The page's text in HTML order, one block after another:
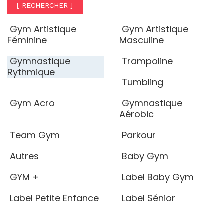
[ RECHERCHER ]
Gym Artistique
Féminine
Gym Artistique
Masculine
Gymnastique
Rythmique
Trampoline
Tumbling
Gym Acro
Gymnastique
Aérobic
Team Gym
Parkour
Autres
Baby Gym
GYM +
Label Baby Gym
Label Petite Enfance
Label Sénior